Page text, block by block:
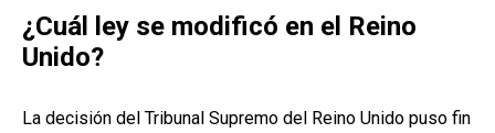
¿Cuál ley se modificó en el Reino
Unido?
La decisión del Tribunal Supremo del Reino Unido puso fin